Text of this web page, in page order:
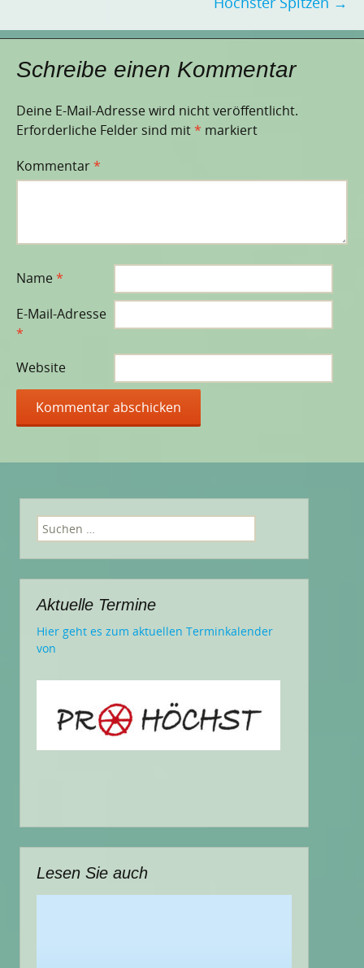
Schreibe einen Kommentar
Deine E-Mail-Adresse wird nicht veröffentlicht.
Erforderliche Felder sind mit* markiert
Kommentar*
Name*
E-Mail-Adresse
*
Website
Suchen
nach:
Aktuelle Termine
Hier geht es zum aktuellen Terminkalender
von
Lesen Sie auch